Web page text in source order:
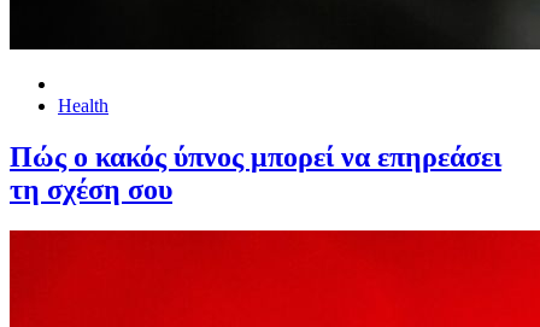
Health
Πώς ο κακός ύπνος μπορεί να επηρεάσει
τη σχέση σου